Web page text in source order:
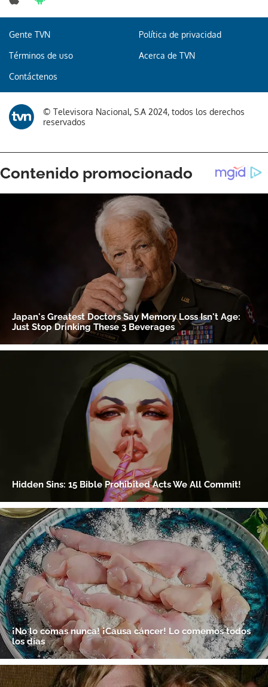
Gente TVN Política de privacidad
Términos de uso Acerca de TVN
Contáctenos
© Televisora Nacional, S.A 2024, todos los derechos
reservados